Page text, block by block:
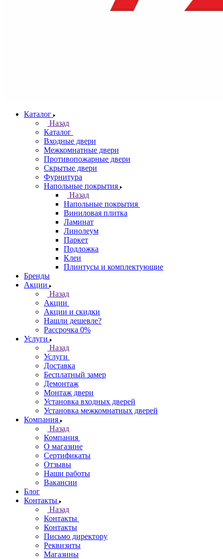
Каталог
Назад
Каталог
Входные двери
Межкомнатные двери
Противопожарные двери
Скрытые двери
Фурнитура
Напольные покрытия
Назад
Напольные покрытия
Виниловая плитка
Ламинат
Линолеум
Паркет
Подложка
Клеи
Плинтусы и комплектующие
Бренды
Акции
Назад
Акции
Акции и скидки
Нашли дешевле?
Рассрочка 0%
Услуги
Назад
Услуги
Доставка
Бесплатный замер
Демонтаж
Монтаж двери
Установка входных дверей
Установка межкомнатных дверей
Компания
Назад
Компания
О магазине
Сертификаты
Отзывы
Наши работы
Вакансии
Блог
Контакты
Назад
Контакты
Контакты
Письмо директору
Реквизиты
Магазины